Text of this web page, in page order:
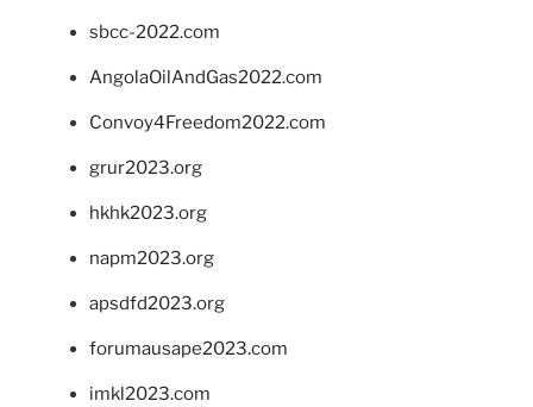
sbcc-2022.com
AngolaOilAndGas2022.com
Convoy4Freedom2022.com
grur2023.org
hkhk2023.org
napm2023.org
apsdfd2023.org
forumausape2023.com
imkl2023.com